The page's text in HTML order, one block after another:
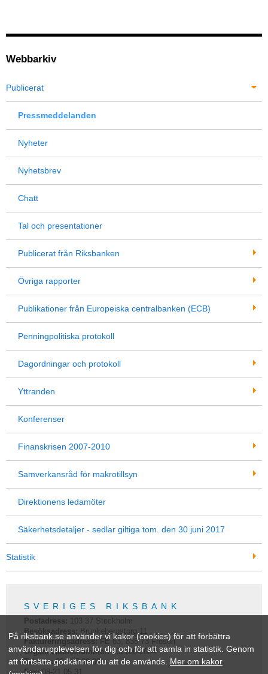
Webbarkiv
Publicerat
Pressmeddelanden
Nyheter
Nyhetsbrev
Chatt
Tal och presentationer
Publicerat från Riksbanken
Övriga rapporter
Publikationer från Europeiska centralbanken (ECB)
Penningpolitiska protokoll
Dagordningar och protokoll
Yttranden
Konferenser
Finanskrisen 2007-2010
Samverkansråd för makrotillsyn
Direktionens ledamöter
Säkerhetsdetaljer - sedlar giltiga tom. den 30 juni 2017
Statistik
SVERIGES RIKSBANK
Postadress: 103 37 Stockholm
Besöksadress: Brunkebergstorg 11
Faktureringsadress:FE 63, 838 73 Frösön
Organisationsnummer:202100-2684
Telefon: 08-787 00 00
Fax:08-21 05 31
På riksbank.se använder vi kakor (cookies) för att förbättra
användarupplevelsen för dig och för att samla in statistik. Genom
att fortsätta godkänner du att de används. Mer om kakor